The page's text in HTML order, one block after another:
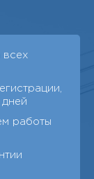
дней
работы